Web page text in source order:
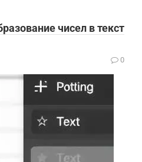
чисел в текст
0